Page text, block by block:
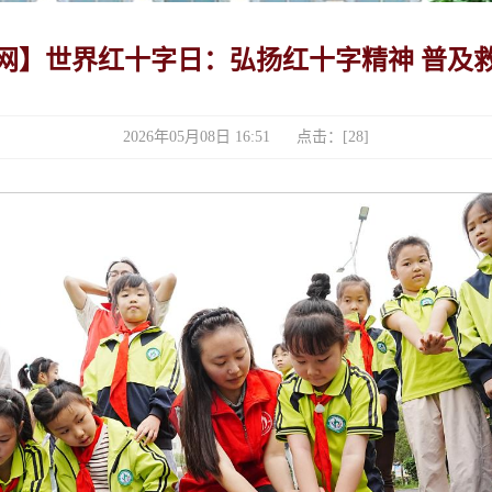
】世界红十字日：弘扬红十字精神 普及
2026年05月08日 16:51 点击：[28]